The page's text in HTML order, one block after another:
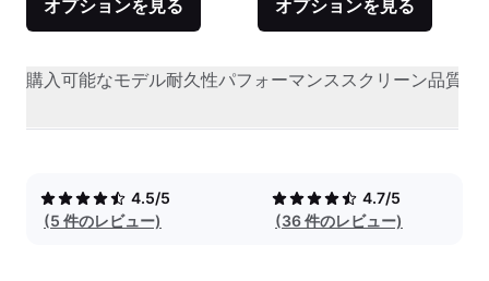
オプションを見る オプションを見る
購入可能なモデル耐久性パフォーマンススクリーン品質
4.5/5
(5 件のレビュー)
4.7/5
(36 件のレビュー)